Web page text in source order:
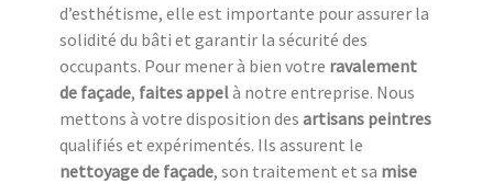
d’esthétisme, elle est importante pour assurer la
solidité du bâti et garantir la sécurité des
occupants. Pour mener à bien votre ravalement
de façade, faites appelà notre entreprise. Nous
mettons à votre disposition des artisans peintres
qualifiés et expérimentés. Ils assurent le
nettoyage de façade, son traitement et sa mise